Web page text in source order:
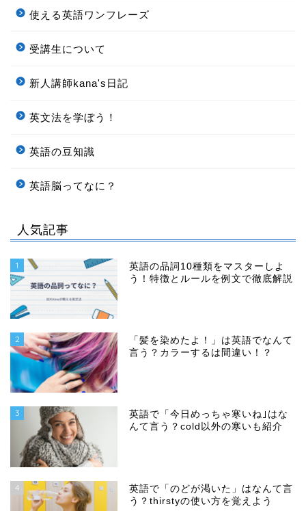
使える英語ワンフレーズ
受講生について
新人講師kana's日記
英文法を学ぼう！
英語の豆知識
英語脳ってなに？
人気記事
1
英語の品詞10種類をマスターしよ
う！特徴とルールを例文で徹底解説
2
「髪を染めたよ！」は英語でなんて
言う？カラーするは間違い！？
3
英語で「今日めっちゃ寒いね｣はな
んて言う？cold以外の寒いも紹介
4
英語で「のどが渇いた」はなんて言
う？thirstyの使い方を覚えよう